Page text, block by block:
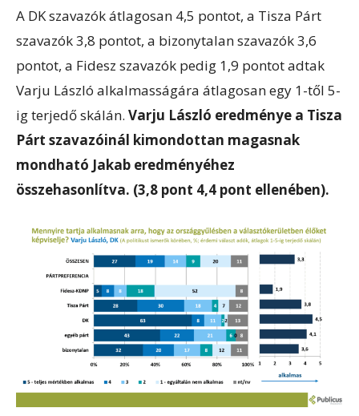
A DK szavazók átlagosan 4,5 pontot, a Tisza Párt
szavazók 3,8 pontot, a bizonytalan szavazók 3,6
pontot, a Fidesz szavazók pedig 1,9 pontot adtak
Varju László alkalmasságára átlagosan egy 1-től 5-
ig terjedő skálán. Varju László eredménye a Tisza
Párt szavazóinál kimondottan magasnak
mondható Jakab eredményéhez
összehasonlítva. (3,8 pont 4,4 pont ellenében).